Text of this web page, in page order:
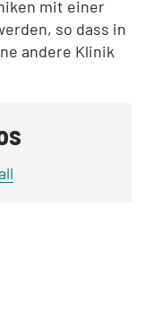
mit einer
so dass in
andere Klinik